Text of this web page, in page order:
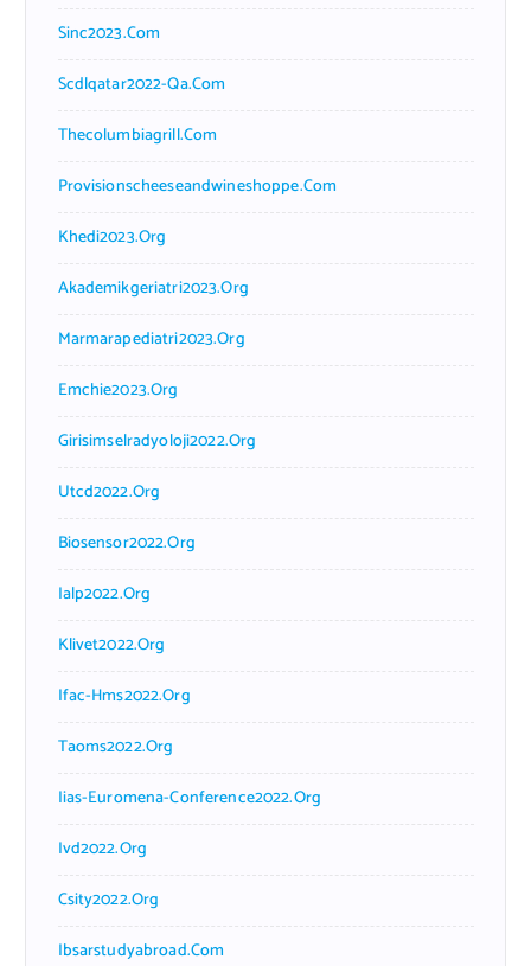
Sinc2023.com
Scdlqatar2022-Qa.com
Thecolumbiagrill.com
Provisionscheeseandwineshoppe.com
Khedi2023.org
Akademikgeriatri2023.org
Marmarapediatri2023.org
Emchie2023.org
Girisimselradyoloji2022.org
Utcd2022.org
Biosensor2022.org
Ialp2022.org
Klivet2022.org
Ifac-Hms2022.org
Taoms2022.org
Iias-Euromena-Conference2022.org
Ivd2022.org
Csity2022.org
Ibsarstudyabroad.com